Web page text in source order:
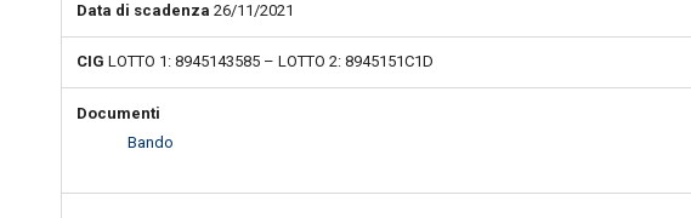
Data di scadenza 26/11/2021
CIG LOTTO 1: 8945143585 – LOTTO 2: 8945151C1D
Documenti
Bando